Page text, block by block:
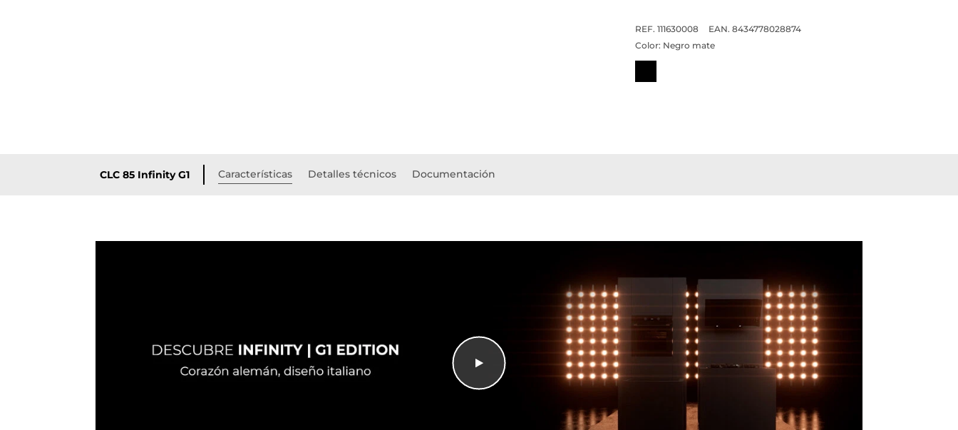
REF. 111630008
EAN. 8434778028874
Color: Negro mate
CLC 85 Infinity G1 Características Detalles técnicos Documentación